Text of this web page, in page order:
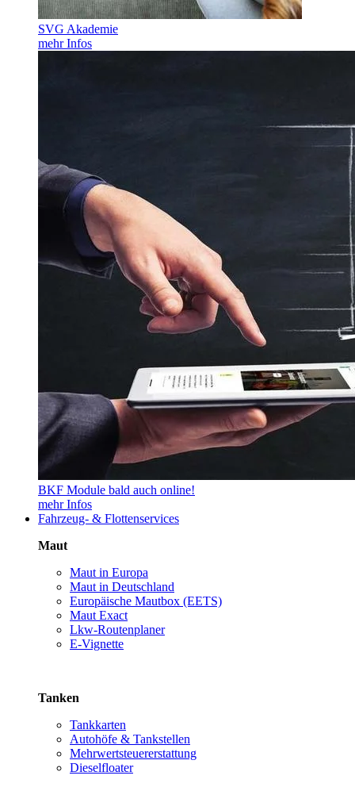
SVG Akademie
mehr Infos
BKF Module bald auch online!
mehr Infos
Fahrzeug- & Flottenservices
Maut
Maut in Europa
Maut in Deutschland
Europäische Mautbox (EETS)
Maut Exact
Lkw-Routenplaner
E-Vignette
Tanken
Tankkarten
Autohöfe & Tankstellen
Mehrwertsteuererstattung
Dieselfloater